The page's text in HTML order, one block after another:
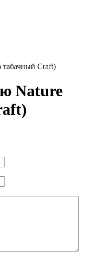
Craft)
Nature